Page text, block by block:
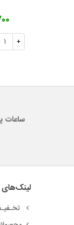
+
ساعات